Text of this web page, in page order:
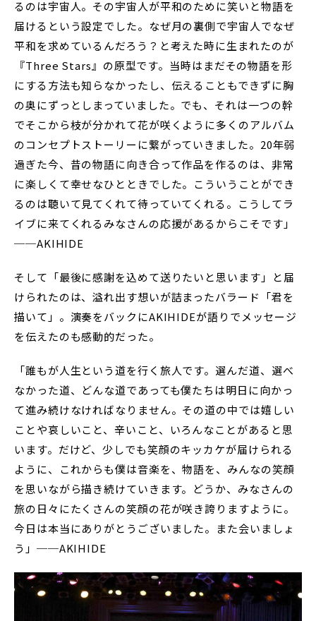
るのは宇宙人。その宇宙人が平和のために笑いと物語を
届けるという設定でした。なぜ月の裏側で宇宙人でなぜ
平和を求めているんだろう？と考えた時に生まれたのが
『Three Stars』の原型です。当時はまだその物語を形
にする方法も知らなかったし、伝えることもできずに胸
の奥にずっとしまっていました。でも、それは一つの幹
でそこから枝が分かれて花が咲くように多くのアルバム
のコンセプトストーリーに繋がっていきました。20年弱
過ぎた今、昔の物語に向き合って作品を作るのは、非常
に楽しくて幸せなひとときでした。こういうことができ
るのは聴いて見てくれて待っていてくれる。こうしてラ
イブに来てくれるみなさんの応援があるからこそです」
──AKIHIDE
そして「最後に感謝を込めて送りたいと思います」と届
けられたのは、溢れ出す想いが詰まったバラード「君を
描いて」。演奏をバックにAKIHIDEが語りでメッセージ
を伝えたのも感動的だった。
「誰もが人生という道を行く旅人です。選んだ道、選べ
なかった道、どんな道であっても僕たちは明日に向かっ
て進み続けなければなりません。その道の中では嬉しい
ことや哀しいこと、辛いこと、いろんなことがあると思
います。だけど、少しでも笑顔のキッカケが届けられる
ように、これからも僕は音楽を、物語を、みんなの笑顔
を思いながら描き続けていきます。どうか、みなさんの
旅の日々にたくさんの笑顔の花が咲き誇りますように。
今日は本当にありがとうございました。また会いましょ
う」──AKIHIDE